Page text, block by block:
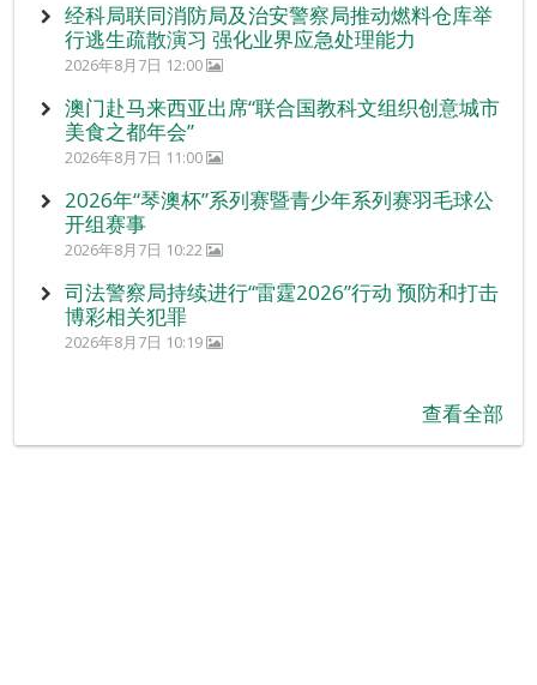
经科局联同消防局及治安警察局推动燃料仓库举
行逃生疏散演习 强化业界应急处理能力
2026年8月7日 12:00
澳门赴马来西亚出席“联合国教科文组织创意城市
美食之都年会”
2026年8月7日 11:00
2026年“琴澳杯”系列赛暨青少年系列赛羽毛球公
开组赛事
2026年8月7日 10:22
司法警察局持续进行“雷霆2026”行动 预防和打击
博彩相关犯罪
2026年8月7日 10:19
查看全部